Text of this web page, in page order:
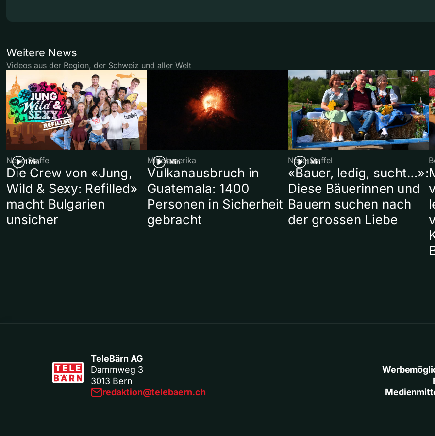
Weitere News
Videos aus der Region, der Schweiz und aller Welt
1 Min
Neue Staffel
Die Crew von «Jung,
Wild & Sexy: Refilled»
macht Bulgarien
unsicher
1 Min
Mittelamerika
Vulkanausbruch in
Guatemala: 1400
Personen in Sicherheit
gebracht
1 Min
Neue Staffel
«Bauer, ledig, sucht…»:
Diese Bäuerinnen und
Bauern suchen nach
der grossen Liebe
TeleBärn AG
Dammweg 3
3013 Bern
redaktion@telebaern.ch